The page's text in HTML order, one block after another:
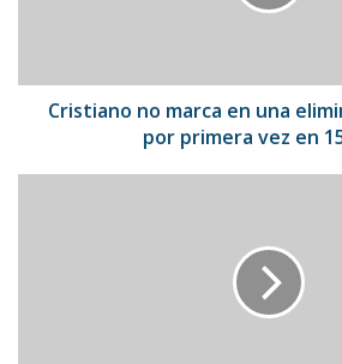
primera
Cristiano no marca en una
por primera vez en